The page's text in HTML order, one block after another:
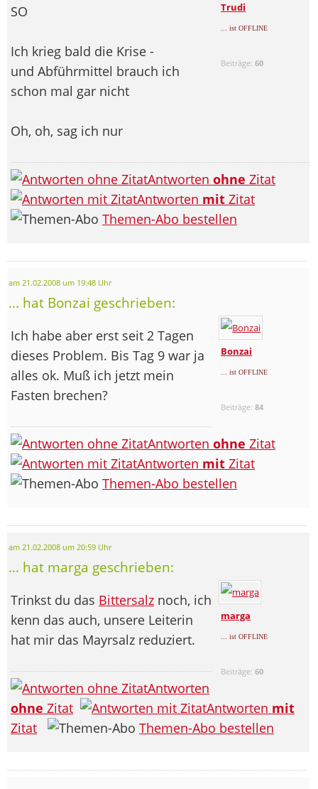
Trudi
... ist OFFLINE
Beiträge:60
SO
Ich krieg bald die Krise -
und Abführmittel brauch ich
schon mal gar nicht
Oh, oh, sag ich nur
Antworten ohne Zitat
Antworten mit Zitat
Themen-Abo bestellen
am 21.02.2008 um 19:48 Uhr
... hat Bonzai geschrieben:
Bonzai
... ist OFFLINE
Beiträge:84
Ich habe aber erst seit 2 Tagen
dieses Problem. Bis Tag 9 war ja
alles ok. Muß ich jetzt mein
Fasten brechen?
Antworten ohne Zitat
Antworten mit Zitat
Themen-Abo bestellen
am 21.02.2008 um 20:59 Uhr
... hat marga geschrieben:
marga
... ist OFFLINE
Beiträge:60
Trinkst du das Bittersalz noch, ich
kenn das auch, unsere Leiterin
hat mir das Mayrsalz reduziert.
Antworten
ohne Zitat Antworten mit
Zitat
Themen-Abo bestellen